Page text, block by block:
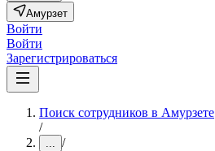
Амурзет
Войти
Войти
Зарегистрироваться
Поиск сотрудников в Амурзете
/
... /